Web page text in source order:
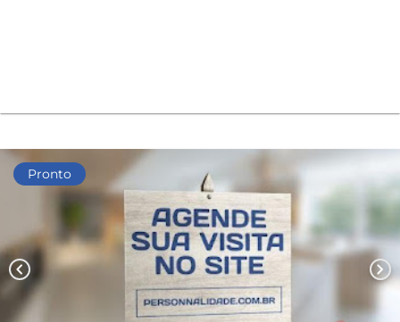
Pronto
chevron_left chevron_right